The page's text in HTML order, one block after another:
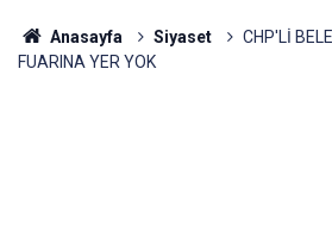
Anasayfa Siyaset
CHP'Lİ
FUARINA YER YOK